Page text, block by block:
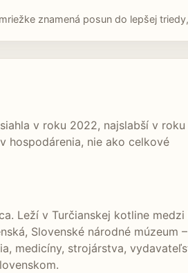
znamená posun do lepšej
v roku 2022, najslabší v roku
hospodárenia, nie ako celkové
Leží v Turčianskej kotline
Slovenské národné múzeum
medicíny, strojárstva,